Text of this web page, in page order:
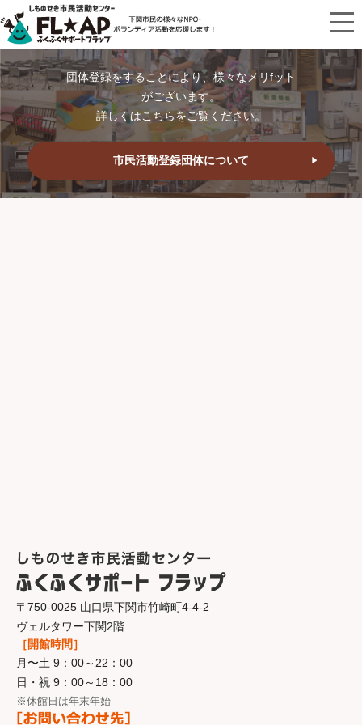
団体登録をすることにより、様々なメリfット
がございます。
詳しくはこちらをご覧ください。
市民活動登録団体について
〒750-0025 山口県下関市竹崎町4-4-2
ヴェルタワー下関2階
［開館時間］
月〜土 9：00～22：00
日・祝 9：00～18：00
※休館日は年末年始